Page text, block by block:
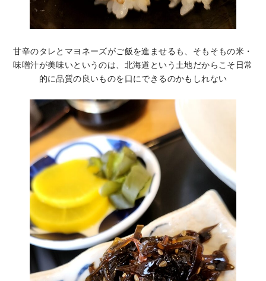
甘辛のタレとマヨネーズがご飯を進ませるも、そもそもの米・
味噌汁が美味いというのは、北海道という土地だからこそ日常
的に品質の良いものを口にできるのかもしれない